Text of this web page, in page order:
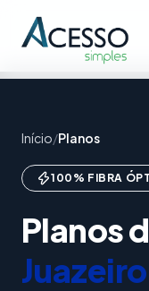
Início/Planos
100% FIBRA
Planos